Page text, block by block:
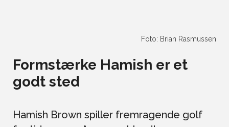
Foto: Brian Rasmussen
Formstærke Hamish er et
godt sted
Hamish Brown spiller fremragende golf